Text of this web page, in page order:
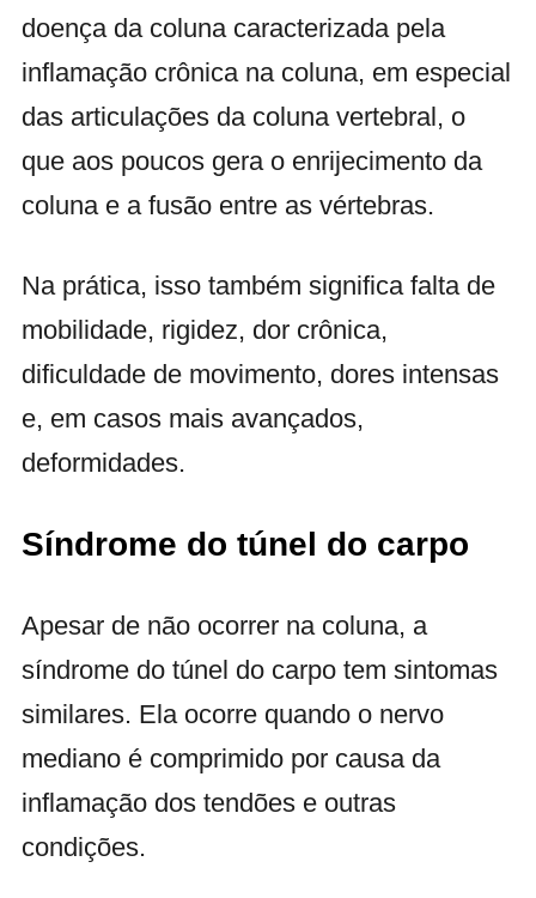
doença da coluna caracterizada pela
inflamação crônica na coluna, em especial
das articulações da coluna vertebral, o
que aos poucos gera o enrijecimento da
coluna e a fusão entre as vértebras.
Na prática, isso também significa falta de
mobilidade, rigidez, dor crônica,
dificuldade de movimento, dores intensas
e, em casos mais avançados,
deformidades.
Síndrome do túnel do carpo
Apesar de não ocorrer na coluna, a
síndrome do túnel do carpo tem sintomas
similares. Ela ocorre quando o nervo
mediano é comprimido por causa da
inflamação dos tendões e outras
condições.